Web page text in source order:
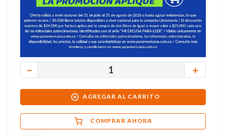
＋
－
AGREGAR AL CARRITO
COMPRAR AHORA